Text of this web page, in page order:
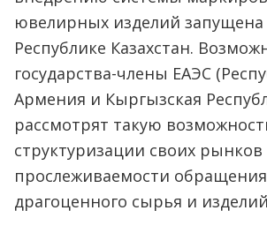
ювелирных изделий запущена
Республике Казахстан.
государства-члены ЕАЭС
Армения и Кыргызская
рассмотрят такую
структуризации своих рынков
прослеживаемости обращения
драгоценного сырья и